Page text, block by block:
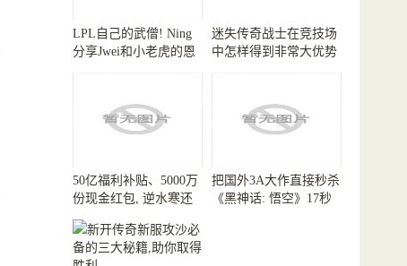
LPL自己的武僧! Ning
分享Jwei和小老虎的恩
迷失传奇战士在竞技场
中怎样得到非常大优势
50亿福利补贴、5000万
份现金红包, 逆水寒还
真把财神爷给请来了
把国外3A大作直接秒杀
《黑神话: 悟空》17秒